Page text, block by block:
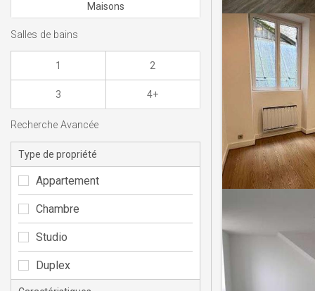
Maisons
Salles de bains
1 2
3 4+
Recherche Avancée
Type de propriété
Appartement
Chambre
Studio
Duplex